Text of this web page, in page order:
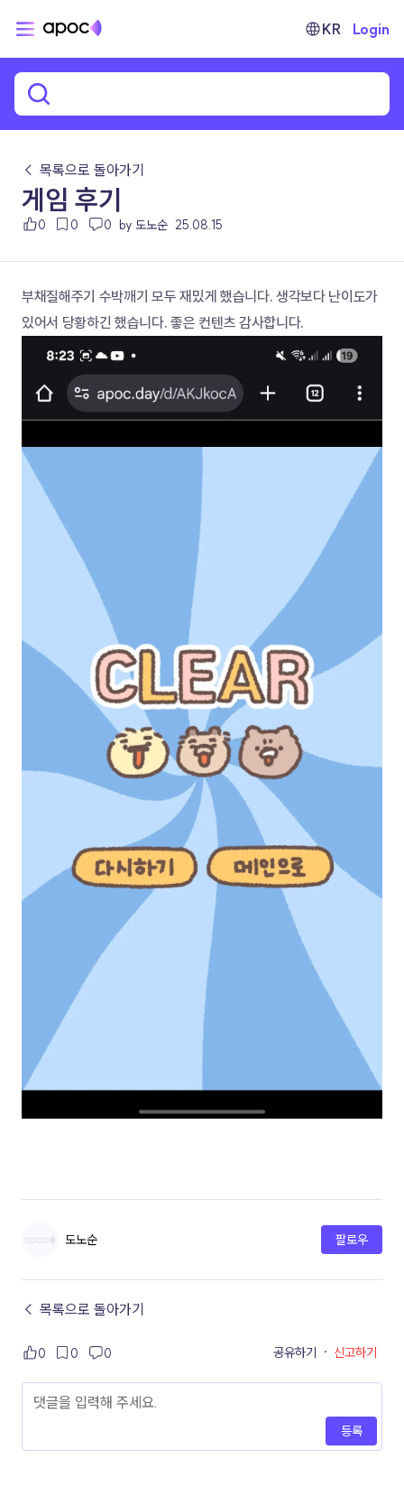
KR Login
← 목록으로 돌아가기
게임 후기
0 0 0 by 도노순 25.08.15
부채질해주기 수박깨기 모두 재밌게 했습니다. 생각보다 난이도가
있어서 당황하긴 했습니다. 좋은 컨텐츠 감사합니다.
도노순 팔로우
← 목록으로 돌아가기
0 0 0 공유하기 · 신고하기
등록